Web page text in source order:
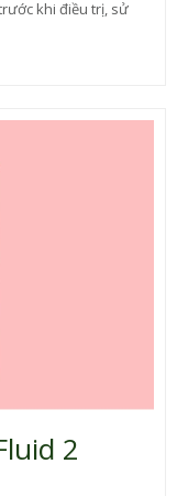
khi điều trị, sử
2